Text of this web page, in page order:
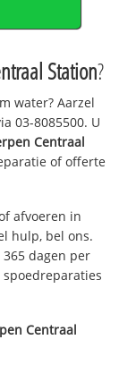
Station?
water? Aarzel
03-8085500. U
Centraal
of offerte
afvoeren in
hulp, bel ons.
dagen per
Centraal